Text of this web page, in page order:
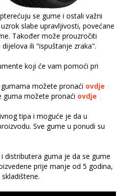
se gume i ostali važni
slabe upravljivosti, povećane
Također može prouzročiti
ili "ispuštanje zraka".
koji će vam pomoći pri
možete pronaći ovdje
guma možete pronaći ovdje
tipa i moguće je da u
Sve gume u ponudi su
distributera guma je da se gume
prije manje od 5 godina,